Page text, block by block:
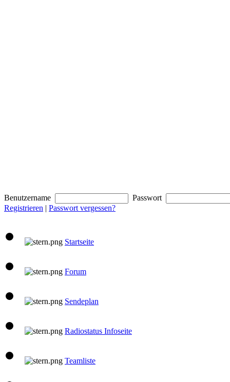
Benutzername
Passwort
Registrieren | Passwort vergessen?
Startseite
Forum
Sendeplan
Radiostatus Infoseite
Teamliste